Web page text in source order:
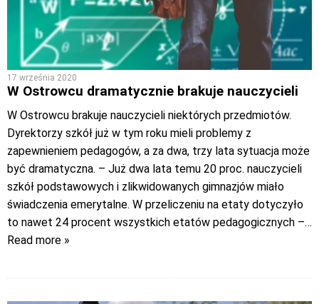
17 września 2020
W Ostrowcu dramatycznie brakuje nauczycieli
W Ostrowcu brakuje nauczycieli niektórych przedmiotów.
Dyrektorzy szkół już w tym roku mieli problemy z
zapewnieniem pedagogów, a za dwa, trzy lata sytuacja może
być dramatyczna. – Już dwa lata temu 20 proc. nauczycieli
szkół podstawowych i zlikwidowanych gimnazjów miało
świadczenia emerytalne. W przeliczeniu na etaty dotyczyło
to nawet 24 procent wszystkich etatów pedagogicznych –…
Read more »